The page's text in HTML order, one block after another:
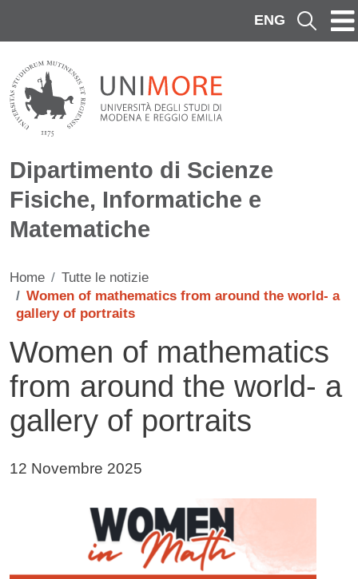
ENG Cerca
Dipartimento di Scienze
Fisiche, Informatiche e
Matematiche
Home
Tutte le notizie
Women of mathematics from around the world- a
gallery of portraits
Women of mathematics
from around the world- a
gallery of portraits
Data di pubblicazione della notizia
12 Novembre 2025
Immagine notizia
Testo notizia